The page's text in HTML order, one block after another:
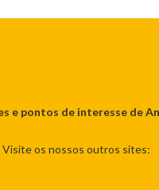
e pontos de interesse de
os nossos outros sites: